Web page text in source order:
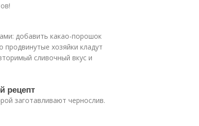
добавить какао-порошок
хозяйки кладут
сливочный вкус и
рецепт
заготавливают чернослив.